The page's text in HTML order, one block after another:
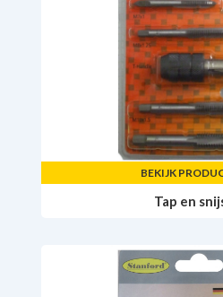
BEKIJK
Tap en